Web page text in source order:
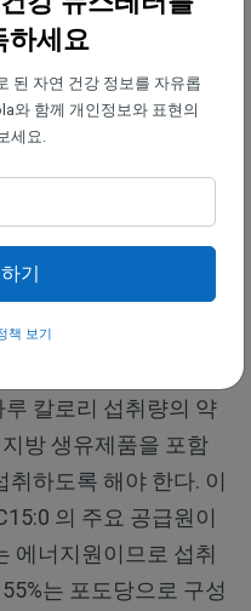
호하는 데 도움이 되는
좋다.
언급된 연구에서처
하는 것은 현실적이
. 핵심은 적절한 섭취이
위해 여전히 지방이
유지하도록 노력해야
칼로리 섭취량의 약
방 생유제품을 포함
하도록 해야 한다. 이
의 주요 공급원이
에너지원이므로 섭취
는 포도당으로 구성
하세요
된 자연 건강 정보를 자유롭
와 함께 개인정보와 표현의
세요.
기
책 보기